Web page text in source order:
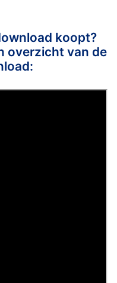
koopt?
overzicht van de